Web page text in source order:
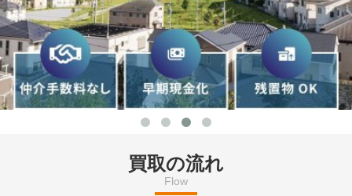
買取の流れ
Flow